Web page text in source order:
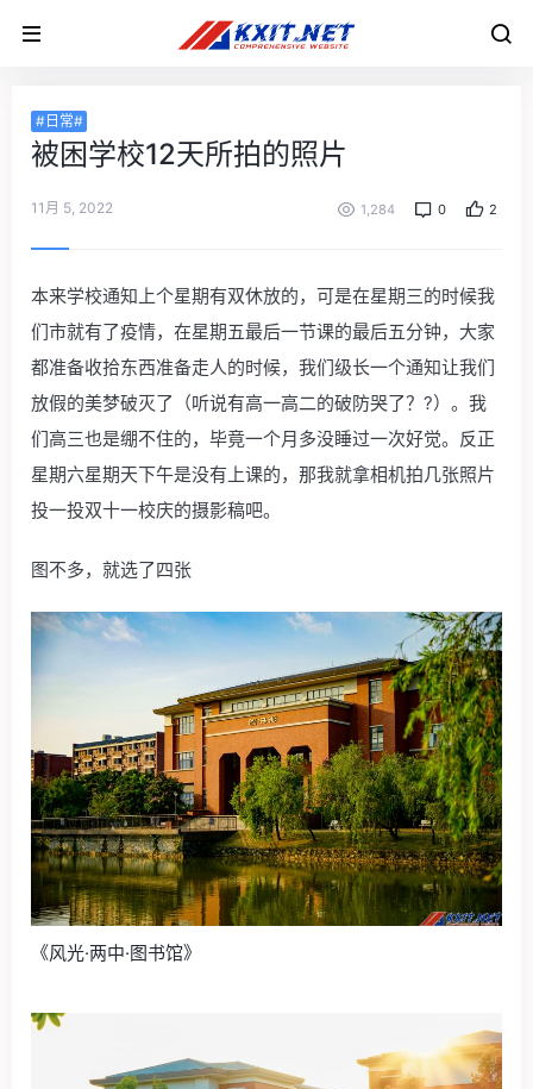
#日常#
被困学校12天所拍的照片
11月 5, 2022 1,284 0 2
本来学校通知上个星期有双休放的，可是在星期三的时候我
们市就有了疫情，在星期五最后一节课的最后五分钟，大家
都准备收拾东西准备走人的时候，我们级长一个通知让我们
放假的美梦破灭了（听说有高一高二的破防哭了？ ?）。我
们高三也是绷不住的，毕竟一个月多没睡过一次好觉。反正
星期六星期天下午是没有上课的，那我就拿相机拍几张照片
投一投双十一校庆的摄影稿吧。
图不多，就选了四张
《风光·两中·图书馆》